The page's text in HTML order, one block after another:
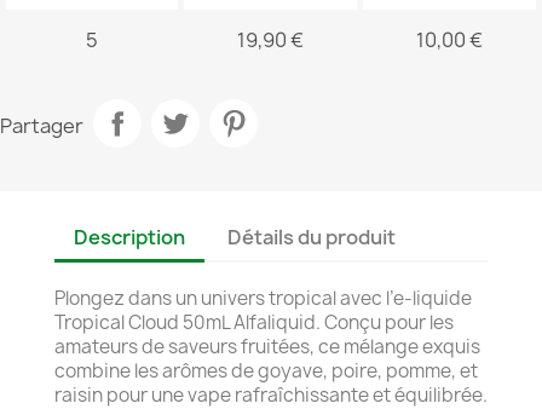
5 19,90 € 10,00 €
Partager
Description Détails du produit
Plongez dans un univers tropical avec l’e-liquide
Tropical Cloud 50mL Alfaliquid. Conçu pour les
amateurs de saveurs fruitées, ce mélange exquis
combine les arômes de goyave, poire, pomme, et
raisin pour une vape rafraîchissante et équilibrée.